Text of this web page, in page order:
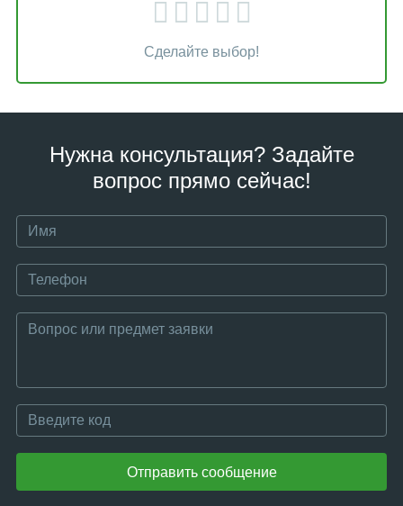
Сделайте выбор!
Нужна консультация? Задайте
вопрос прямо сейчас!
Отправить сообщение